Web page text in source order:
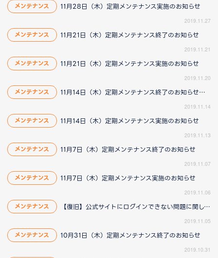
メンテナンス 11月28日（木）定期メンテナンス実施のお知らせ
2019.11.27
メンテナンス 11月21日（木）定期メンテナンス終了のお知らせ
2019.11.21
メンテナンス 11月21日（木）定期メンテナンス実施のお知らせ
2019.11.20
メンテナンス 11月14日（木）定期メンテナンス終了のお知らせ（11/15 11:29更新）
2019.11.14
メンテナンス 11月14日（木）定期メンテナンス実施のお知らせ
2019.11.13
メンテナンス 11月7日（木）定期メンテナンス終了のお知らせ
2019.11.07
メンテナンス 11月7日（木）定期メンテナンス実施のお知らせ
2019.11.06
メンテナンス 【復旧】公式サイトにログインできない問題に関して（22:05更新）
2019.11.05
メンテナンス 10月31日（木）定期メンテナンス終了のお知らせ
2019.10.31